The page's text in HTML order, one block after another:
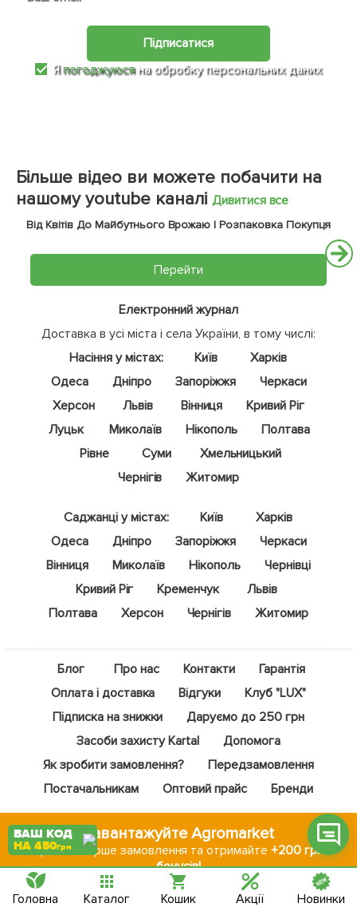
Підписатися
Япогоджуюся на обробку персональних даних
Більше відео ви можете побачити на
нашому youtube каналі Дивитися все
Від Квітів До Майбутнього Врожаю | Розпаковка Покупця
Перейти
Електронний журнал
Доставка в усі міста і села України, в тому числі:
Насіння у містах:
Київ
Харків
Одеса
Дніпро Запоріжжя
Черкаси
Херсон
Львів Вінниця
Кривий Ріг
Луцьк
Миколаїв Нікополь
Полтава
Рівне
Суми
Хмельницький
Чернігів
Житомир
Саджанці у містах: Київ
Харків
Одеса
Дніпро Запоріжжя
Черкаси
Вінниця
Миколаїв Нікополь
Чернівці
Кривий Ріг
Кременчук
Львів
Полтава
Херсон Чернігів Житомир
Блог Про нас Контакти
Гарантія
Оплата і доставка
Відгуки
Клуб "LUX"
Підписка на знижки
Даруємо до 250 грн
Засоби захисту Kartal
Допомога
Як зробити замовлення?
Передзамовлення
Постачальникам
Оптовий прайс Бренди
Завантажуйте Agromarket
Зробіть перше замовлення та отримайте+200 грн
бонусів!
Телеграм
Інстаграм
Онлайн чат
ВАШ КОД
НА 450грн
Головна Каталог Кошик Акції Новинки